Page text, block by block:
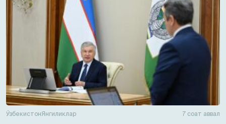
ЎзбекистонЯнгиликлар 7 соат аввал